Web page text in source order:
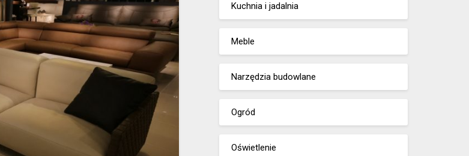
Kuchnia i jadalnia
Meble
Narzędzia budowlane
Ogród
Oświetlenie